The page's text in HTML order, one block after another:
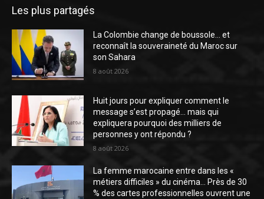
Les plus partagés
La Colombie change de boussole… et
reconnaît la souveraineté du Maroc sur
son Sahara
8 août 2026
Huit jours pour expliquer comment le
message s’est propagé… mais qui
expliquera pourquoi des milliers de
personnes y ont répondu ?
8 août 2026
La femme marocaine entre dans les «
métiers difficiles » du cinéma… Près de 30
% des cartes professionnelles ouvrent une